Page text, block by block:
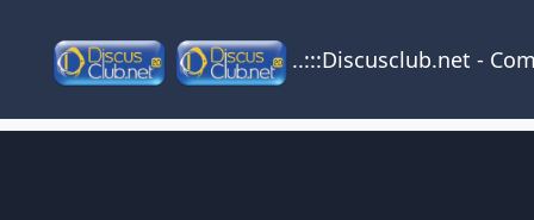
..:::Discusclub.net -